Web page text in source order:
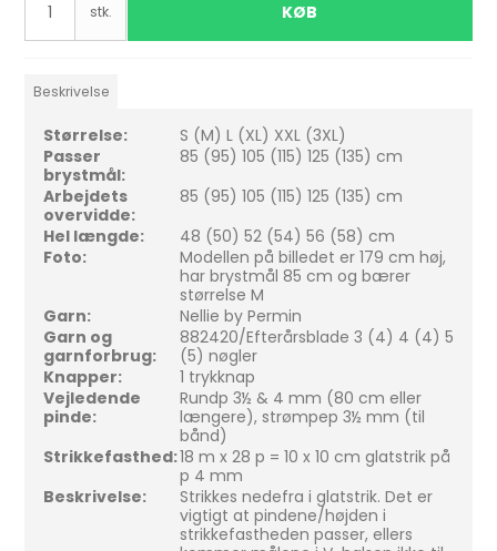
stk. KØB
Beskrivelse
Størrelse:
S (M) L (XL) XXL (3XL)
Passer
brystmål:
85 (95) 105 (115) 125 (135) cm
Arbejdets
overvidde:
85 (95) 105 (115) 125 (135) cm
Hel længde:
48 (50) 52 (54) 56 (58) cm
Foto:
Modellen på billedet er 179 cm høj,
har brystmål 85 cm og bærer
størrelse M
Garn:
Nellie by Permin
Garn og
garnforbrug:
882420/Efterårsblade 3 (4) 4 (4) 5
(5) nøgler
Knapper:
1 trykknap
Vejledende
pinde:
Rundp 3½ & 4 mm (80 cm eller
længere), strømpep 3½ mm (til
bånd)
Strikkefasthed:18 m x 28 p = 10 x 10 cm glatstrik på
p 4 mm
Beskrivelse:
Strikkes nedefra i glatstrik. Det er
vigtigt at pindene/højden i
strikkefastheden passer, ellers